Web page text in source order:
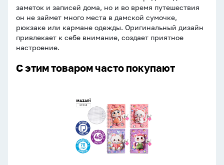
заметок и записей дома, но и во время путешествия
он не займет много места в дамской сумочке,
рюкзаке или кармане одежды. Оригинальный дизайн
привлекает к себе внимание, создает приятное
настроение.
С этим товаром часто покупают